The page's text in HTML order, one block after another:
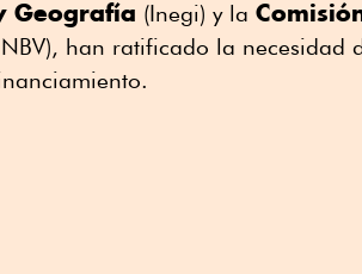
Geografía (Inegi) y la
han ratificado la necesidad